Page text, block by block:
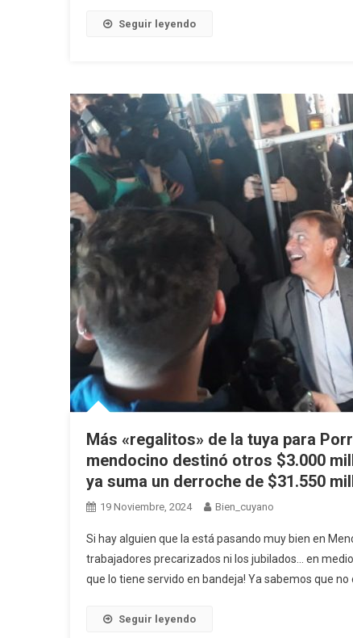
Seguir leyendo
Más «regalitos» de la tuya para
mendocino destinó otros $3.000
ya suma un derroche de $31.550
19 Noviembre, 2024 Bien_cuyano
Si hay alguien que la está pasando muy bien en
trabajadores precarizados ni los jubilados… en
que lo tiene servido en bandeja! Ya sabemos que no
Seguir leyendo